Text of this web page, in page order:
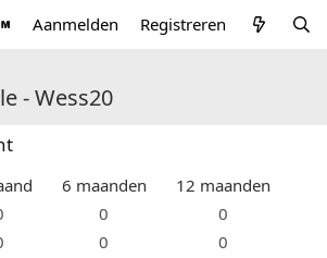
Aanmelden Registreren
- Wess20
6 maanden
12 maanden
0
0
0
0